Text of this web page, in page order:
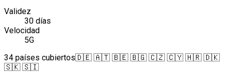
Validez
30 días
Velocidad
5G
34 países cubiertos🇩🇪 🇦🇹 🇧🇪 🇧🇬 🇨🇿 🇨🇾 🇭🇷 🇩🇰
🇸🇰 🇸🇮